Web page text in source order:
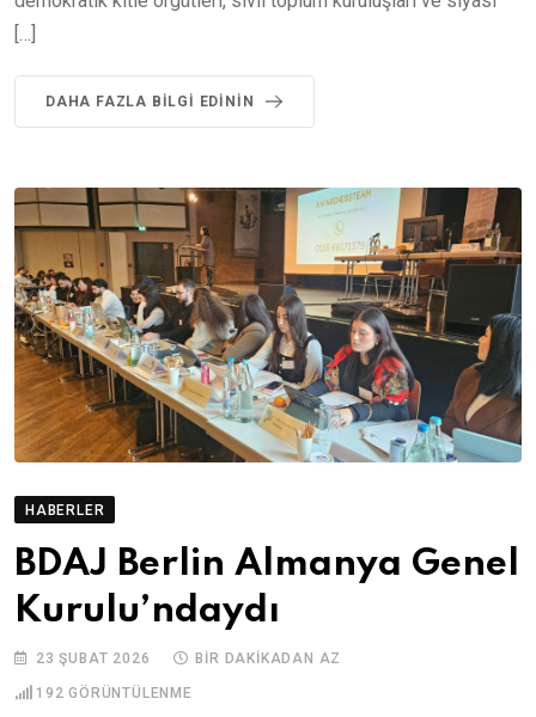
[…]
DAHA FAZLA BILGI EDININ
HABERLER
BDAJ Berlin Almanya Genel
Kurulu’ndaydı
23 ŞUBAT 2026 BIR DAKIKADAN AZ
192 GÖRÜNTÜLENME